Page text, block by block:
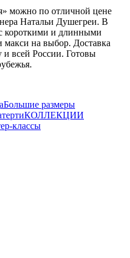
можно по отличной цене
Натальи Душегреи. В
короткими и длинными
на выбор. Доставка
и всей России. Готовы
Большие размеры
КОЛЛЕКЦИИ
классы